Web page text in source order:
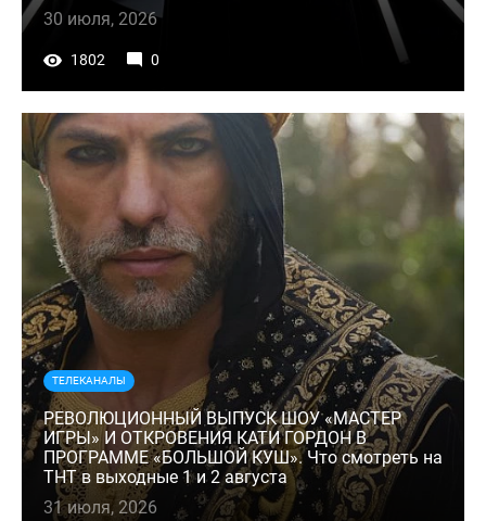
30 июля, 2026
1802 0
ТЕЛЕКАНАЛЫ
РЕВОЛЮЦИОННЫЙ ВЫПУСК ШОУ «МАСТЕР
ИГРЫ» И ОТКРОВЕНИЯ КАТИ ГОРДОН В
ПРОГРАММЕ «БОЛЬШОЙ КУШ». Что смотреть на
ТНТ в выходные 1 и 2 августа
31 июля, 2026